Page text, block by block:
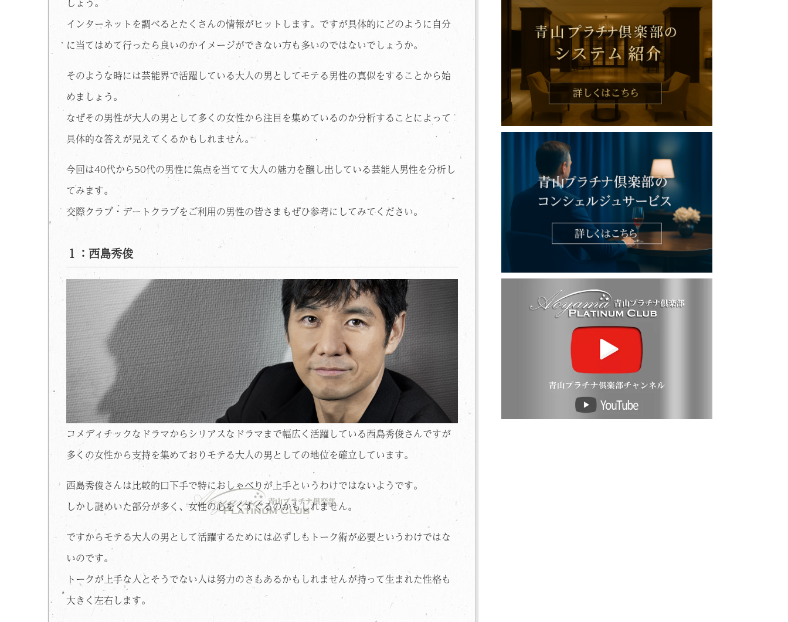
インターネットを調べるとたくさんの情報がヒットします。ですが具体的にどのように自分
に当てはめて行ったら良いのかイメージができない方も多いのではないでしょうか。
そのような時には芸能界で活躍している大人の男としてモテる男性の真似をすることから始
めましょう。
なぜその男性が大人の男として多くの女性から注目を集めているのか分析することによって
具体的な答えが見えてくるかもしれません。
今回は40代から50代の男性に焦点を当てて大人の魅力を醸し出している芸能人男性を分析し
てみます。
交際クラブ・デートクラブをご利用の男性の皆さまもぜひ参考にしてみてください。
１：西島秀俊
コメディチックなドラマからシリアスなドラマまで幅広く活躍している西島秀俊さんですが
多くの女性から支持を集めておりモテる大人の男としての地位を確立しています。
西島秀俊さんは比較的口下手で特におしゃべりが上手というわけではないようです。
しかし謎めいた部分が多く、女性の心をくすぐるのかもしれません。
ですからモテる大人の男として活躍するためには必ずしもトーク術が必要というわけではな
いのです。
トークが上手な人とそうでない人は努力のさもあるかもしれませんが持って生まれた性格も
大きく左右します。